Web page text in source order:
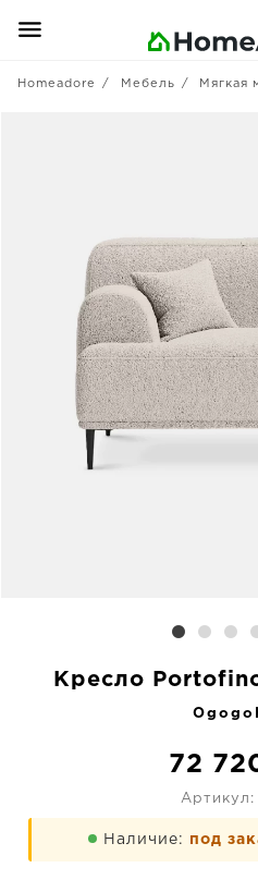
Homeadore Мебель Мягкая
Кресло
72
Артикул:
Наличие: под